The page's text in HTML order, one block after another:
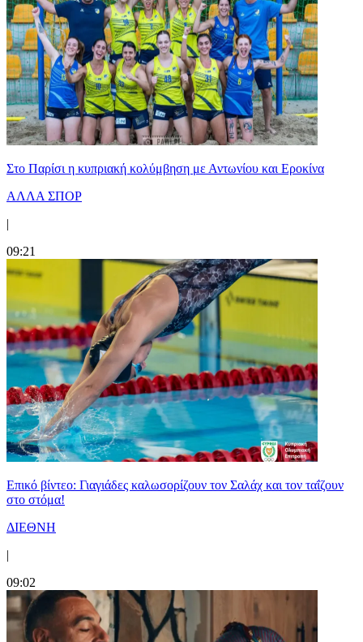
Στο Παρίσι η κυπριακή κολύμβηση με Αντωνίου και Εροκίνα
ΑΛΛΑ ΣΠΟΡ
|
09:21
Επικό βίντεο: Γιαγιάδες καλωσορίζουν τον Σαλάχ και τον ταΐζουν
στο στόμα!
ΔΙΕΘΝΗ
|
09:02